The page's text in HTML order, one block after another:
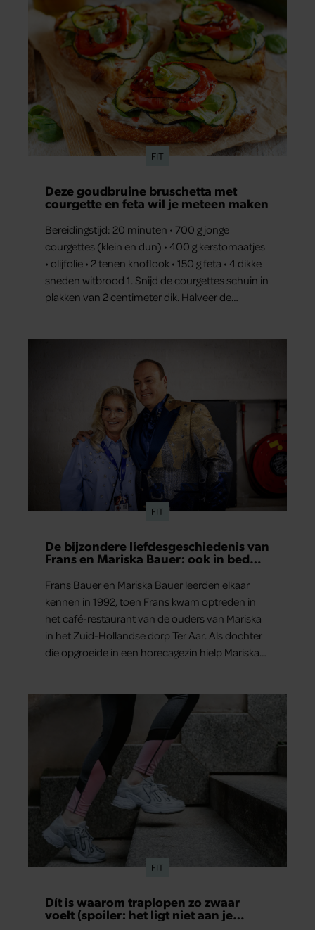
FIT
Deze goudbruine bruschetta met
courgette en feta wil je meteen maken
Bereidingstijd: 20 minuten • 700 g jonge
courgettes (klein en dun) • 400 g kerstomaatjes
• olijfolie • 2 tenen knoflook • 150 g feta • 4 dikke
sneden witbrood 1. Snijd de courgettes schuin in
plakken van 2 centimeter dik. Halveer de
FIT
De bijzondere liefdesgeschiedenis van
Frans en Mariska Bauer: ook in bed
Frans Bauer en Mariska Bauer leerden elkaar
kennen in 1992, toen Frans kwam optreden in
het café-restaurant van de ouders van Mariska
in het Zuid-Hollandse dorp Ter Aar. Als dochter
die opgroeide in een horecagezin hielp Mariska
FIT
Dít is waarom traplopen zo zwaar
voelt (spoiler: het ligt niet aan je